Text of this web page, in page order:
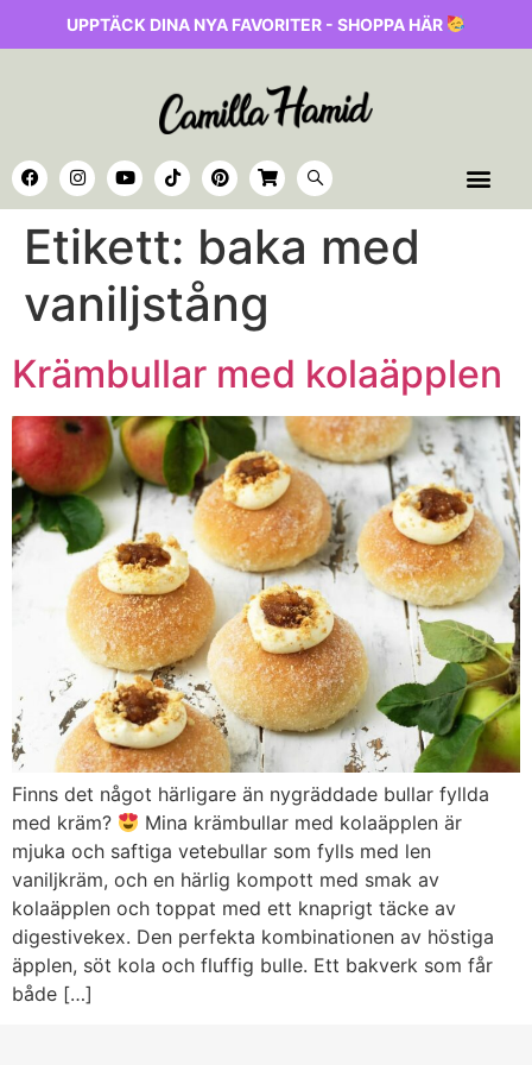
UPPTÄCK DINA NYA FAVORITER - SHOPPA HÄR
Etikett: baka med
vaniljstång
Krämbullar med kolaäpplen
Finns det något härligare än nygräddade bullar fyllda
med kräm?
Mina krämbullar med kolaäpplen är
mjuka och saftiga vetebullar som fylls med len
vaniljkräm, och en härlig kompott med smak av
kolaäpplen och toppat med ett knaprigt täcke av
digestivekex. Den perfekta kombinationen av höstiga
äpplen, söt kola och fluffig bulle. Ett bakverk som får
både […]